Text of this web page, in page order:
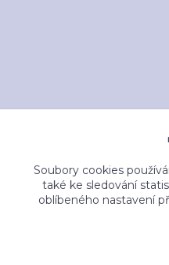
Soubory cookies
také ke sledování
oblíbeného nastavení